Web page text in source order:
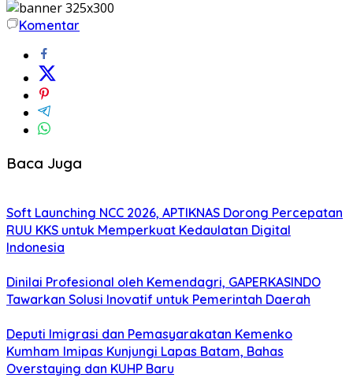
Komentar
Baca Juga
Soft Launching NCC 2026, APTIKNAS Dorong Percepatan
RUU KKS untuk Memperkuat Kedaulatan Digital
Indonesia
Dinilai Profesional oleh Kemendagri, GAPERKASINDO
Tawarkan Solusi Inovatif untuk Pemerintah Daerah
Deputi Imigrasi dan Pemasyarakatan Kemenko
Kumham Imipas Kunjungi Lapas Batam, Bahas
Overstaying dan KUHP Baru